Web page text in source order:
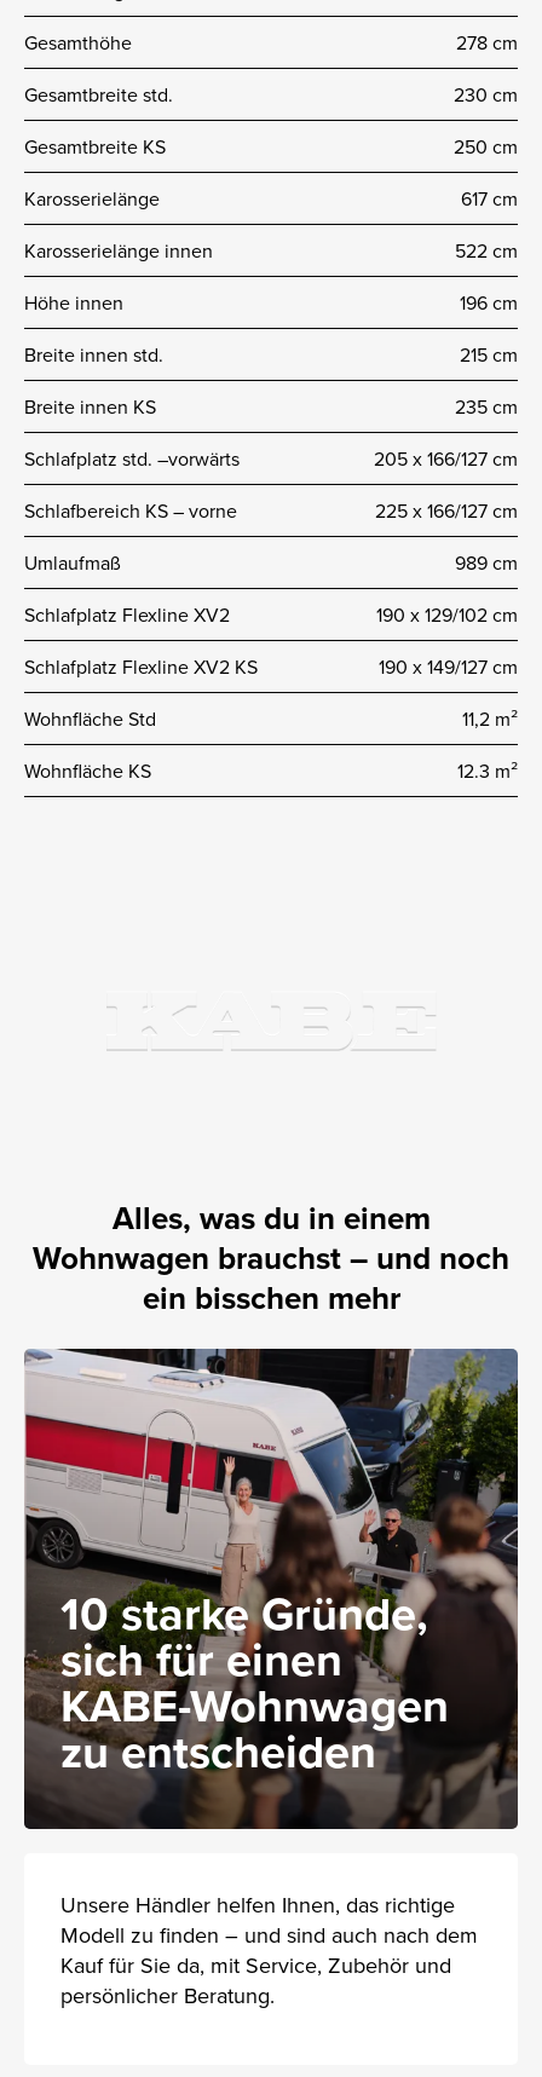
Gesamthöhe
278 cm
Gesamtbreite std.
230 cm
Gesamtbreite KS
250 cm
Karosserielänge
617 cm
Karosserielänge innen
522 cm
Höhe innen
196 cm
Breite innen std.
215 cm
Breite innen KS
235 cm
Schlafplatz std. –vorwärts
205 x 166/127 cm
Schlafbereich KS – vorne
225 x 166/127 cm
Umlaufmaß
989 cm
Schlafplatz Flexline XV2
190 x 129/102 cm
Schlafplatz Flexline XV2 KS
190 x 149/127 cm
Wohnfläche Std
11,2 m²
Wohnfläche KS
12.3 m²
Alles, was du in einem
Wohnwagen brauchst – und noch
ein bisschen mehr
10 starke Gründe,
sich für einen
KABE-Wohnwagen
zu entscheiden
Unsere Händler helfen Ihnen, das richtige
Modell zu finden – und sind auch nach dem
Kauf für Sie da, mit Service, Zubehör und
persönlicher Beratung.